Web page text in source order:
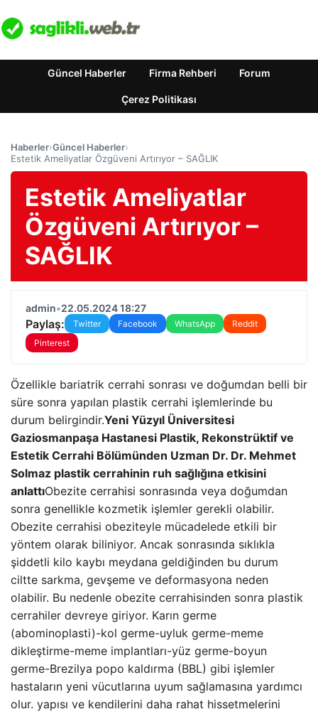
Güncel Haberler Firma Rehberi Forum
Çerez Politikası
Haberler›Güncel Haberler›
Estetik Ameliyatlar Özgüveni Artırıyor – SAĞLIK
Estetik Ameliyatlar
Özgüveni Artırıyor –
SAĞLIK
admin•22.05.2024 18:27
Paylaş: Twitter Facebook WhatsApp
Reddit
Pinterest
Özellikle bariatrik cerrahi sonrası ve doğumdan belli bir
süre sonra yapılan plastik cerrahi işlemlerinde bu
durum belirgindir.Yeni Yüzyıl Üniversitesi
Gaziosmanpaşa Hastanesi Plastik, Rekonstrüktif ve
Estetik Cerrahi Bölümünden Uzman Dr. Dr. Mehmet
Solmaz plastik cerrahinin ruh sağlığına etkisini
anlattıObezite cerrahisi sonrasında veya doğumdan
sonra genellikle kozmetik işlemler gerekli olabilir.
Obezite cerrahisi obeziteyle mücadelede etkili bir
yöntem olarak biliniyor. Ancak sonrasında sıklıkla
şiddetli kilo kaybı meydana geldiğinden bu durum
ciltte sarkma, gevşeme ve deformasyona neden
olabilir. Bu nedenle obezite cerrahisinden sonra plastik
cerrahiler devreye giriyor. Karın germe
(abominoplasti)-kol germe-uyluk germe-meme
dikleştirme-meme implantları-yüz germe-boyun
germe-Brezilya popo kaldırma (BBL) gibi işlemler
hastaların yeni vücutlarına uyum sağlamasına yardımcı
olur. yapısı ve kendilerini daha rahat hissetmelerini